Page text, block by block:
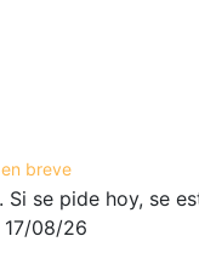
breve
Si se pide hoy, se
08/26